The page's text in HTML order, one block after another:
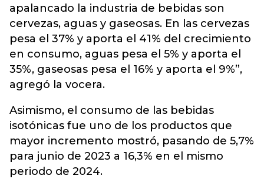
apalancado la industria de bebidas son
cervezas, aguas y gaseosas. En las cervezas
pesa el 37% y aporta el 41% del crecimiento
en consumo, aguas pesa el 5% y aporta el
35%, gaseosas pesa el 16% y aporta el 9%”,
agregó la vocera.
Asimismo, el consumo de las bebidas
isotónicas fue uno de los productos que
mayor incremento mostró, pasando de 5,7%
para junio de 2023 a 16,3% en el mismo
periodo de 2024.